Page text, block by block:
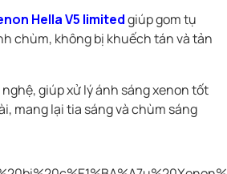
Hella V5 limitedgiúp gom tụ
chùm, không bị khuếch tán và tản
giúp xử lý ánh sáng xenon tốt
mang lại tia sáng và chùm sáng